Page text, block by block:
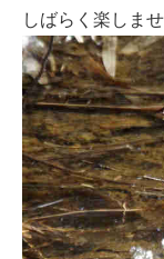
しばらく楽しま